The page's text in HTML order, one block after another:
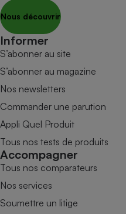
Nous découvrir
Informer
S’abonner au site
S’abonner au magazine
Nos newsletters
Commander une parution
Appli Quel Produit
Tous nos tests de produits
Accompagner
Tous nos comparateurs
Nos services
Soumettre un litige